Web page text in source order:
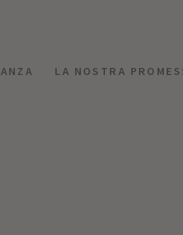
LA NOSTRA